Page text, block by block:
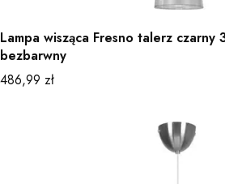
Lampa wisząca Fresno talerz
bezbarwny
Cena
486,99 zł